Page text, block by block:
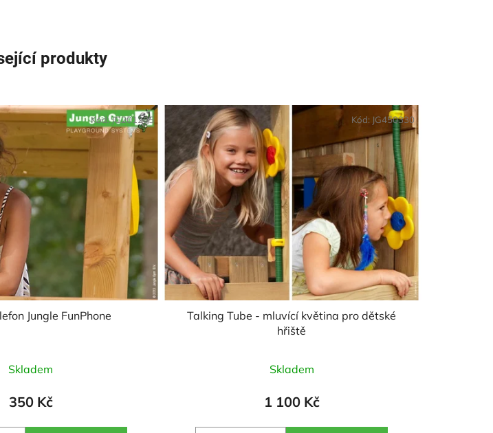
produkty
Jungle FunPhone
hodnocení
produktu
Skladem
350 Kč
Kód:JG201285
Talking Tube - mluvící květina pro dětské
hřiště
hodnocení
produktu
Skladem
1 100 Kč
Kód: JG450330